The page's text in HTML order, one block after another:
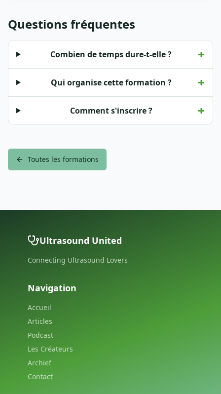
Questions fréquentes
Combien de temps dure-t-elle ? +
Qui organise cette formation ? +
Comment s'inscrire ? +
Toutes les formations
Ultrasound United
Connecting Ultrasound Lovers
Navigation
Accueil
Articles
Podcast
Les Créateurs
Archief
Contact